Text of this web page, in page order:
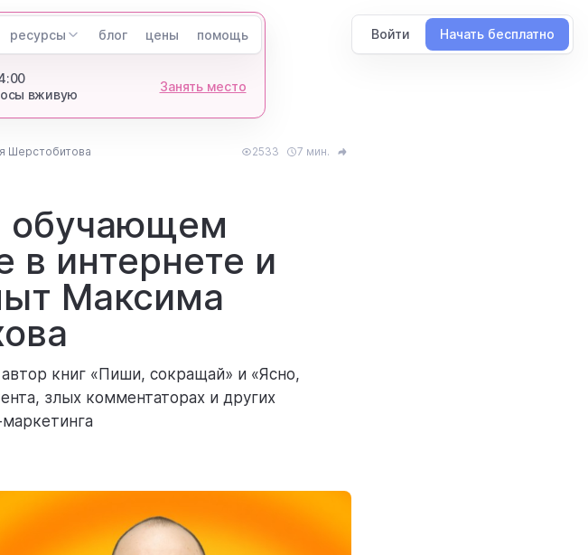
ресурсы блог цены помощь
вживую
Занять место
Войти Начать бесплатно
Шерстобитова
Weeek
2533 7 мин.
обучающем
в интернете и
Максима
книг «Пиши, сокращай» и «Ясно,
злых комментаторах и других